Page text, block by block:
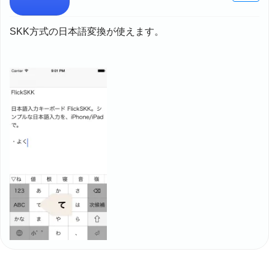
SKK方式の日本語変換が使えます。